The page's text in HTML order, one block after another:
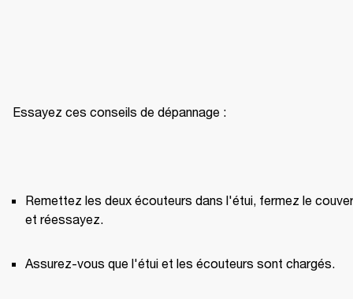
Essayez ces conseils de dépannage :
Remettez les deux écouteurs dans l'étui, fermez le
et réessayez.
Assurez-vous que l'étui et les écouteurs sont chargés.